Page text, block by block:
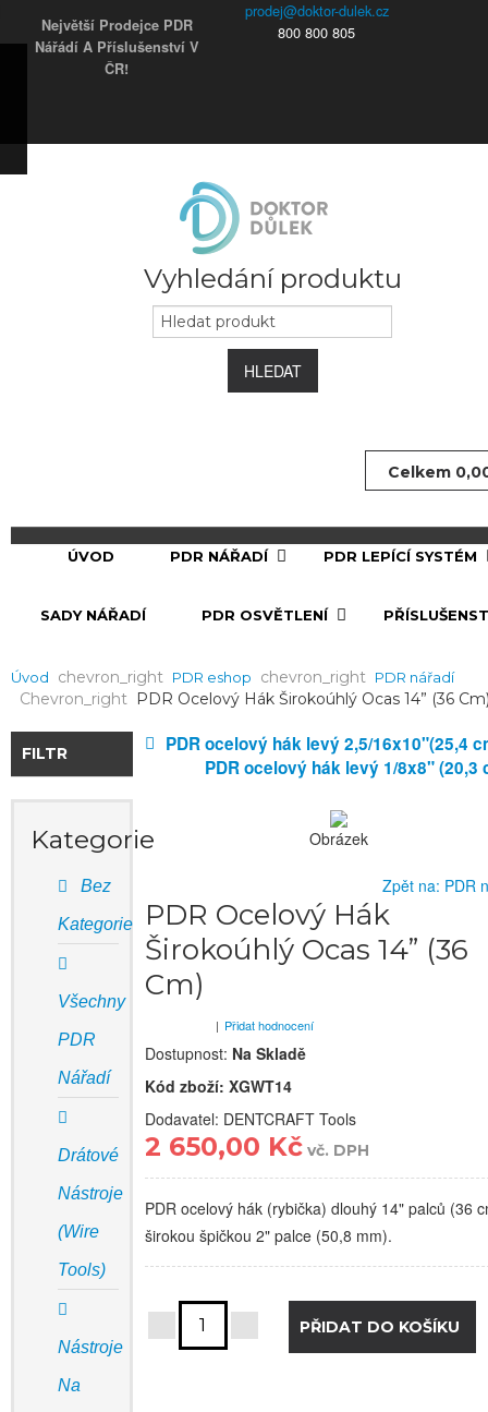
Největší Prodejce PDR
Nářádí A Příslušenství V
ČR!
800 800 805
Vyhledání produktu
HLEDAT
Celkem
ÚVOD PDR NÁŘADÍ PDR LEPÍCÍ SYSTÉM
SADY NÁŘADÍ PDR OSVĚTLENÍ
Úvod Chevron_right PDR eshop Chevron_right PDR nářadí
Chevron_right PDR Ocelový Hák Širokoúhlý Ocas 14” (36
FILTR
Kategorie
Bez
Kategorie
Všechny
PDR
Nářadí
Drátové
Nástroje
(Wire
Tools)
Nástroje
Na
PDR ocelový hák levý 2,5/16x10"(25,4
PDR ocelový hák levý 1/8x8" (20,3
Obrázek
Zpět na: PDR
PDR Ocelový Hák
Širokoúhlý Ocas 14” (36
Cm)
| Přidat hodnocení
Dostupnost: Na Skladě
Kód zboží: XGWT14
Dodavatel: DENTCRAFT Tools
2 650,00 Kč vč. DPH
PDR ocelový hák (rybička) dlouhý 14" palců (36
širokou špičkou 2" palce (50,8 mm).